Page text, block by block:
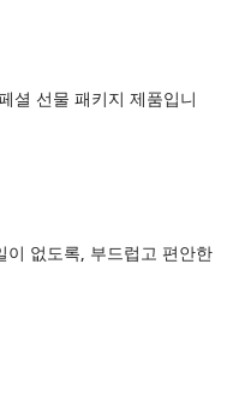
셜 선물 패키지 제품입니
이 없도록, 부드럽고 편안한